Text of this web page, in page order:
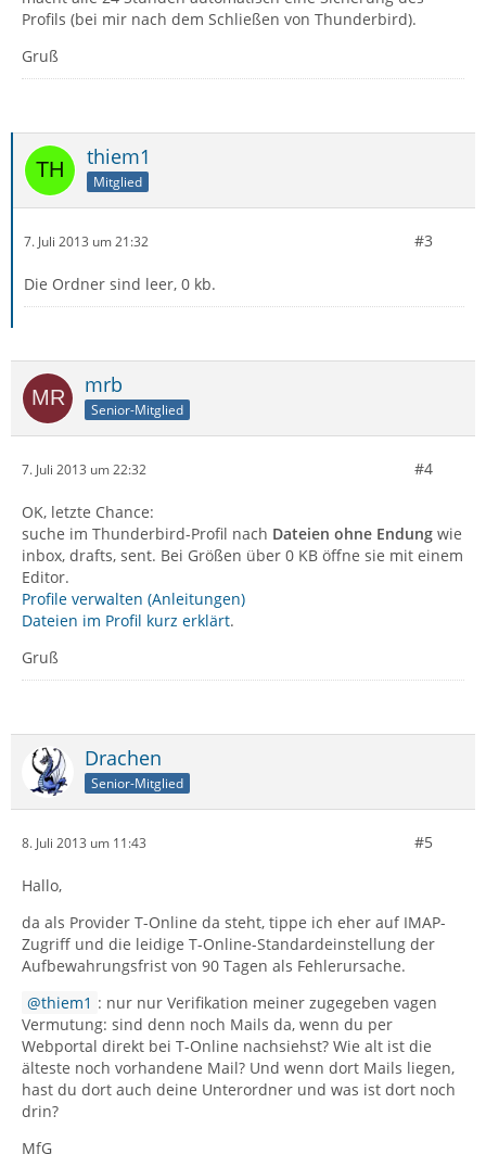
Profils (bei mir nach dem Schließen von Thunderbird).
Gruß
thiem1
Mitglied
7. Juli 2013 um 21:32 #3
Die Ordner sind leer, 0 kb.
mrb
Senior-Mitglied
7. Juli 2013 um 22:32 #4
OK, letzte Chance:
suche im Thunderbird-Profil nach Dateien ohne Endung wie
inbox, drafts, sent. Bei Größen über 0 KB öffne sie mit einem
Editor.
Profile verwalten (Anleitungen)
Dateien im Profil kurz erklärt.
Gruß
Drachen
Senior-Mitglied
8. Juli 2013 um 11:43 #5
Hallo,
da als Provider T-Online da steht, tippe ich eher auf IMAP-
Zugriff und die leidige T-Online-Standardeinstellung der
Aufbewahrungsfrist von 90 Tagen als Fehlerursache.
thiem1 : nur nur Verifikation meiner zugegeben vagen
Vermutung: sind denn noch Mails da, wenn du per
Webportal direkt bei T-Online nachsiehst? Wie alt ist die
älteste noch vorhandene Mail? Und wenn dort Mails liegen,
hast du dort auch deine Unterordner und was ist dort noch
drin?
MfG